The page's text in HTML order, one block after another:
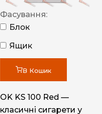
Фасування:
Блок
Ящик
В Кошик
OK KS 100 Red —
класичні сигарети у